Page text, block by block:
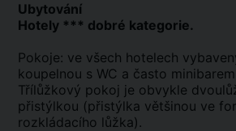
Ubytování
Hotely *** dobré kategorie.
Pokoje: ve všech hotelech
koupelnou s WC a často
Třílůžkový pokoj je obvykle
přistýlkou (přistýlka většinou ve
rozkládacího lůžka).